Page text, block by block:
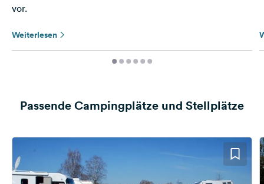
vor.
Weiterlesen
Passende Campingplätze und Stellplätze